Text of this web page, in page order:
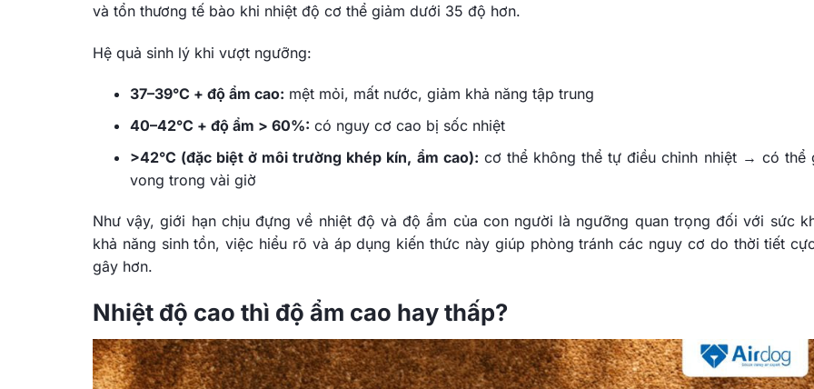
và tổn thương tế bào khi nhiệt độ cơ thể giảm dưới 35 độ hơn.
Hệ quả sinh lý khi vượt ngưỡng:
37–39°C + độ ẩm cao: mệt mỏi, mất nước, giảm khả năng tập trung
40–42°C + độ ẩm > 60%: có nguy cơ cao bị sốc nhiệt
>42°C (đặc biệt ở môi trường khép kín, ẩm cao): cơ thể không thể tự điều chỉnh nhiệt → có thể
vong trong vài giờ
Như vậy, giới hạn chịu đựng về nhiệt độ và độ ẩm của con người là ngưỡng quan trọng đối với sức
khả năng sinh tồn, việc hiểu rõ và áp dụng kiến thức này giúp phòng tránh các nguy cơ do thời tiết
gây hơn.
Nhiệt độ cao thì độ ẩm cao hay thấp?